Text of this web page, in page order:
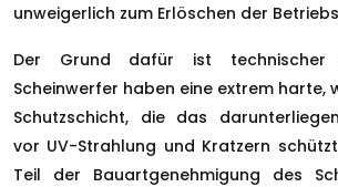
unweigerlich zum Erlöschen der
Der Grund dafür ist technischer
Scheinwerfer haben eine extrem harte,
Schutzschicht, die das
vor UV-Strahlung und Kratzern
Teil der Bauartgenehmigung des